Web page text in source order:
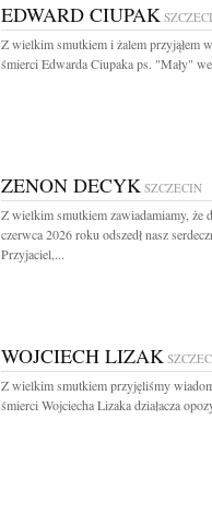
EDWARD CIUPAK
Z wielkim smutkiem i żalem przyjąłem
śmierci Edwarda Ciupaka ps. "Mały"
ZENON DECYK SZCZECIN
Z wielkim smutkiem zawiadamiamy, że
czerwca 2026 roku odszedł nasz
Przyjaciel,...
WOJCIECH LIZAK
Z wielkim smutkiem przyjęliśmy
śmierci Wojciecha Lizaka działacza